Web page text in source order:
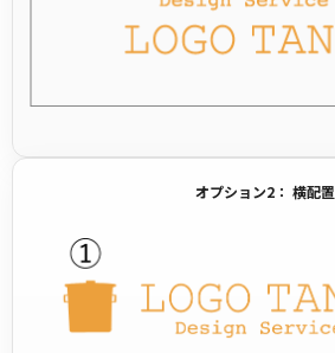
オプション2： 横配置